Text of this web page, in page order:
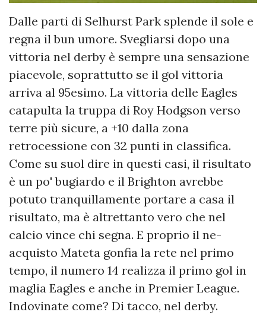
Dalle parti di Selhurst Park splende il sole e
regna il bun umore. Svegliarsi dopo una
vittoria nel derby è sempre una sensazione
piacevole, soprattutto se il gol vittoria
arriva al 95esimo. La vittoria delle Eagles
catapulta la truppa di Roy Hodgson verso
terre più sicure, a +10 dalla zona
retrocessione con 32 punti in classifica.
Come su suol dire in questi casi, il risultato
è un po' bugiardo e il Brighton avrebbe
potuto tranquillamente portare a casa il
risultato, ma è altrettanto vero che nel
calcio vince chi segna. E proprio il ne-
acquisto Mateta gonfia la rete nel primo
tempo, il numero 14 realizza il primo gol in
maglia Eagles e anche in Premier League.
Indovinate come? Di tacco, nel derby.